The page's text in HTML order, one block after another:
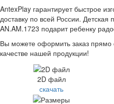
AntexPlay гарантирует быстрое
доставку по всей России.
AN.AM.1723 подарит ребенку
Вы можете оформить заказ прямо
качестве нашей продукции!
2D файл
скачать